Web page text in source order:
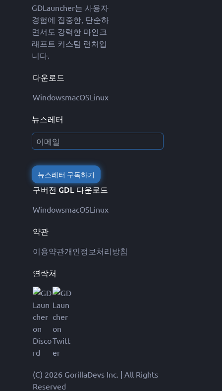
GDLauncher는 사용자
경험에 집중한, 단순하
면서도 강력한 마인크
래프트 커스텀 런처입
니다.
다운로드
WindowsmacOSLinux
뉴스레터
뉴스레터 구독하기
구버전 GDL 다운로드
WindowsmacOSLinux
약관
이용약관개인정보처리방침
연락처
(C) 2026 GorillaDevs Inc. | All Rights
Reserved